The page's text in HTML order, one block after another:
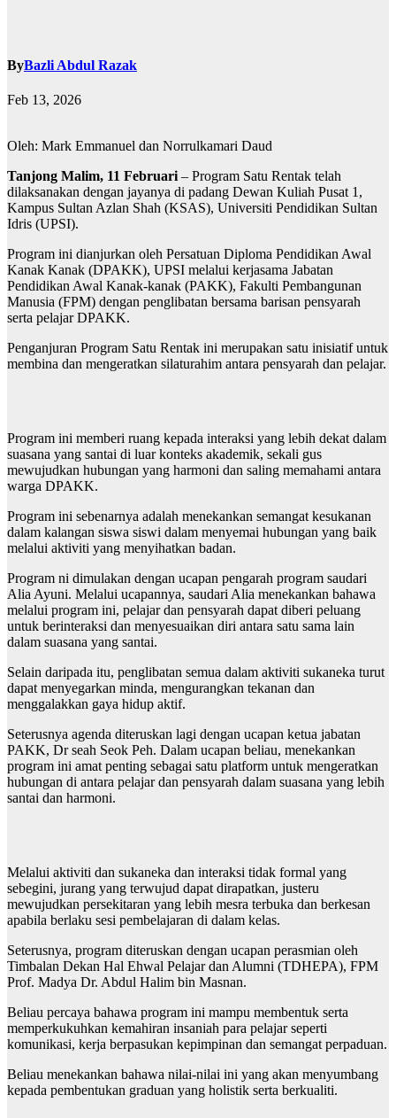
ByBazli Abdul Razak
Feb 13, 2026
Oleh: Mark Emmanuel dan Norrulkamari Daud
Tanjong Malim, 11 Februari– Program Satu Rentak telah
dilaksanakan dengan jayanya di padang Dewan Kuliah Pusat 1,
Kampus Sultan Azlan Shah (KSAS), Universiti Pendidikan Sultan
Idris (UPSI).
Program ini dianjurkan oleh Persatuan Diploma Pendidikan Awal
Kanak Kanak (DPAKK), UPSI melalui kerjasama Jabatan
Pendidikan Awal Kanak-kanak (PAKK), Fakulti Pembangunan
Manusia (FPM) dengan penglibatan bersama barisan pensyarah
serta pelajar DPAKK.
Penganjuran Program Satu Rentak ini merupakan satu inisiatif untuk
membina dan mengeratkan silaturahim antara pensyarah dan pelajar.
Program ini memberi ruang kepada interaksi yang lebih dekat dalam
suasana yang santai di luar konteks akademik, sekali gus
mewujudkan hubungan yang harmoni dan saling memahami antara
warga DPAKK.
Program ini sebenarnya adalah menekankan semangat kesukanan
dalam kalangan siswa siswi dalam menyemai hubungan yang baik
melalui aktiviti yang menyihatkan badan.
Program ni dimulakan dengan ucapan pengarah program saudari
Alia Ayuni. Melalui ucapannya, saudari Alia menekankan bahawa
melalui program ini, pelajar dan pensyarah dapat diberi peluang
untuk berinteraksi dan menyesuaikan diri antara satu sama lain
dalam suasana yang santai.
Selain daripada itu, penglibatan semua dalam aktiviti sukaneka turut
dapat menyegarkan minda, mengurangkan tekanan dan
menggalakkan gaya hidup aktif.
Seterusnya agenda diteruskan lagi dengan ucapan ketua jabatan
PAKK, Dr seah Seok Peh. Dalam ucapan beliau, menekankan
program ini amat penting sebagai satu platform untuk mengeratkan
hubungan di antara pelajar dan pensyarah dalam suasana yang lebih
santai dan harmoni.
Melalui aktiviti dan sukaneka dan interaksi tidak formal yang
sebegini, jurang yang terwujud dapat dirapatkan, justeru
mewujudkan persekitaran yang lebih mesra terbuka dan berkesan
apabila berlaku sesi pembelajaran di dalam kelas.
Seterusnya, program diteruskan dengan ucapan perasmian oleh
Timbalan Dekan Hal Ehwal Pelajar dan Alumni (TDHEPA), FPM
Prof. Madya Dr. Abdul Halim bin Masnan.
Beliau percaya bahawa program ini mampu membentuk serta
memperkukuhkan kemahiran insaniah para pelajar seperti
komunikasi, kerja berpasukan kepimpinan dan semangat perpaduan.
Beliau menekankan bahawa nilai-nilai ini yang akan menyumbang
kepada pembentukan graduan yang holistik serta berkualiti.